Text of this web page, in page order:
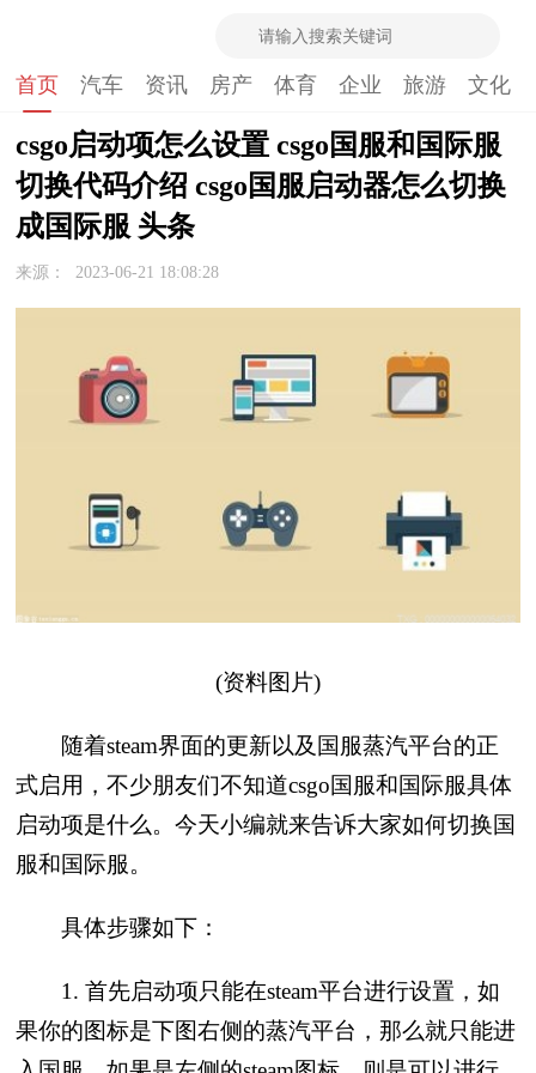
首页 汽车 资讯 房产 体育 企业 旅游 文化
csgo启动项怎么设置 csgo国服和国际服
切换代码介绍 csgo国服启动器怎么切换
成国际服 头条
来源： 2023-06-21 18:08:28
(资料图片)
随着steam界面的更新以及国服蒸汽平台的正
式启用，不少朋友们不知道csgo国服和国际服具体
启动项是什么。今天小编就来告诉大家如何切换国
服和国际服。
具体步骤如下：
1. 首先启动项只能在steam平台进行设置，如
果你的图标是下图右侧的蒸汽平台，那么就只能进